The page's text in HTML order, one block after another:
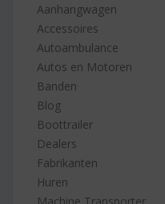
Aanhangwagen
Accessoires
Autoambulance
Autos en Motoren
Banden
Blog
Boottrailer
Dealers
Fabrikanten
Huren